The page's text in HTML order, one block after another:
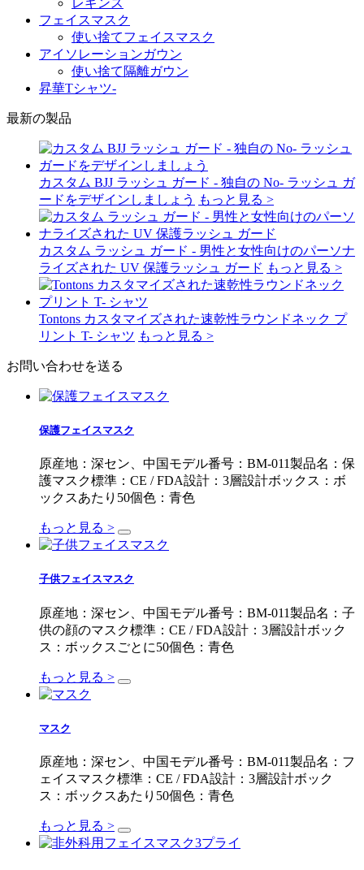
フェイスマスク
使い捨てフェイスマスク
アイソレーションガウン
使い捨て隔離ガウン
昇華Tシャツ-
最新の製品
カスタム BJJ ラッシュ ガード - 独自の No- ラッシュ ガ
ードをデザインしましょう
もっと見る >
カスタム ラッシュ ガード - 男性と女性向けのパーソナ
ライズされた UV 保護ラッシュ ガード もっと見る >
Tontons カスタマイズされた速乾性ラウンドネック プ
リント T- シャツ もっと見る >
お問い合わせを送る
保護フェイスマスク
原産地：深セン、中国モデル番号：BM-011製品名：保
護マスク標準：CE / FDA設計：3層設計ボックス：ボ
ックスあたり50個色：青色
もっと見る >
子供フェイスマスク
原産地：深セン、中国モデル番号：BM-011製品名：子
供の顔のマスク標準：CE / FDA設計：3層設計ボック
ス：ボックスごとに50個色：青色
もっと見る >
マスク
原産地：深セン、中国モデル番号：BM-011製品名：フ
ェイスマスク標準：CE / FDA設計：3層設計ボック
ス：ボックスあたり50個色：青色
もっと見る >